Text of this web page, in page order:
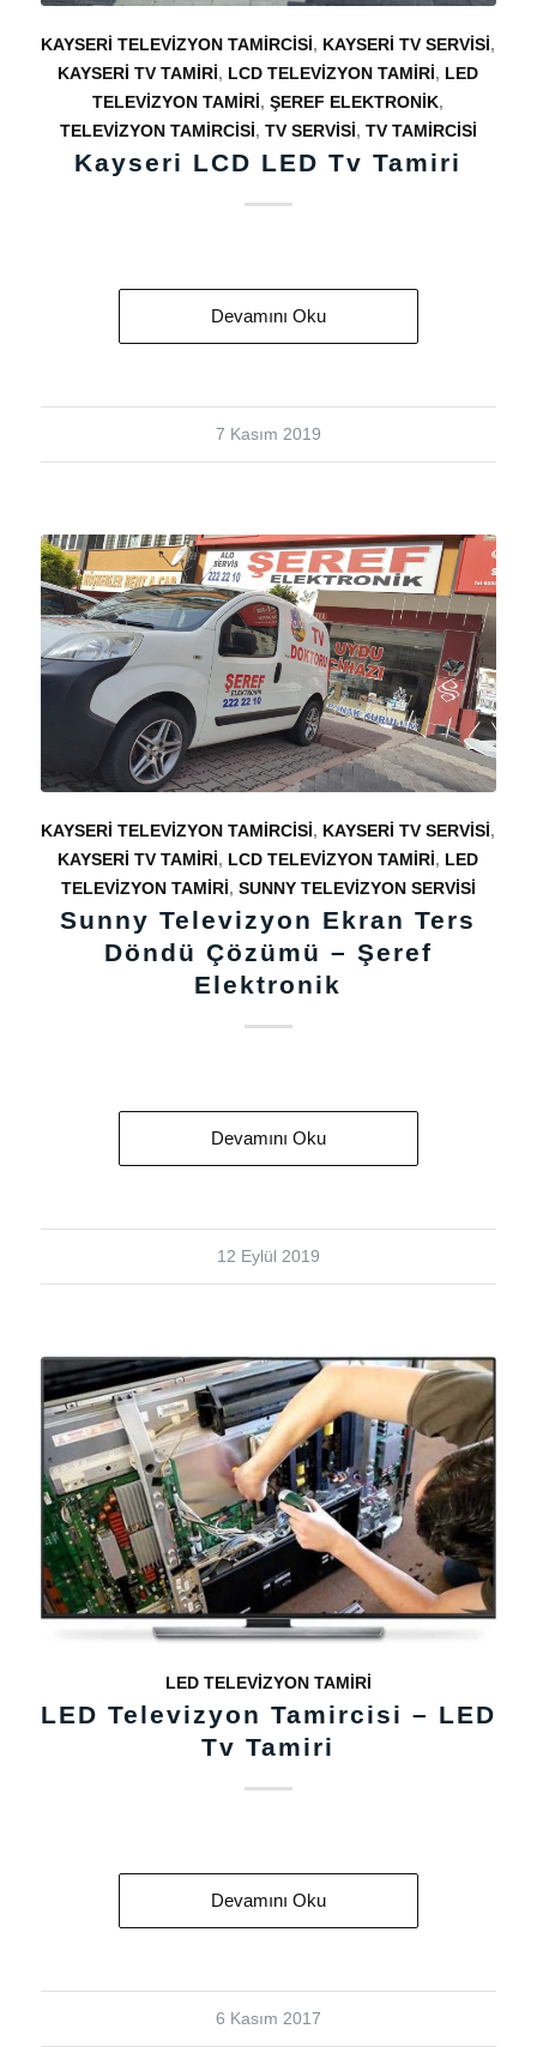
KAYSERI TELEVIZYON TAMIRCISI , KAYSERI TV SERVISI ,
KAYSERI TV TAMIRI , LCD TELEVIZYON TAMIRI , LED
TELEVIZYON TAMIRI ,ŞEREF ELEKTRONIK,
TELEVIZYON TAMIRCISI , TV SERVISI , TV TAMIRCISI
Kayseri LCD LED Tv Tamiri
Devamını Oku
7 Kasım 2019
KAYSERI TELEVIZYON TAMIRCISI, KAYSERI TV SERVISI,
KAYSERI TV TAMIRI, LCD TELEVIZYON TAMIRI, LED
TELEVIZYON TAMIRI, SUNNY TELEVIZYON SERVISI
Sunny Televizyon Ekran Ters
Döndü Çözümü – Şeref
Elektronik
Devamını Oku
12 Eylül 2019
LED TELEVIZYON TAMIRI
LED Televizyon Tamircisi – LED
Tv Tamiri
Devamını Oku
6 Kasım 2017